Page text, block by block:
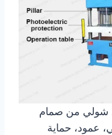
شولي من صمام
عمود، حماية